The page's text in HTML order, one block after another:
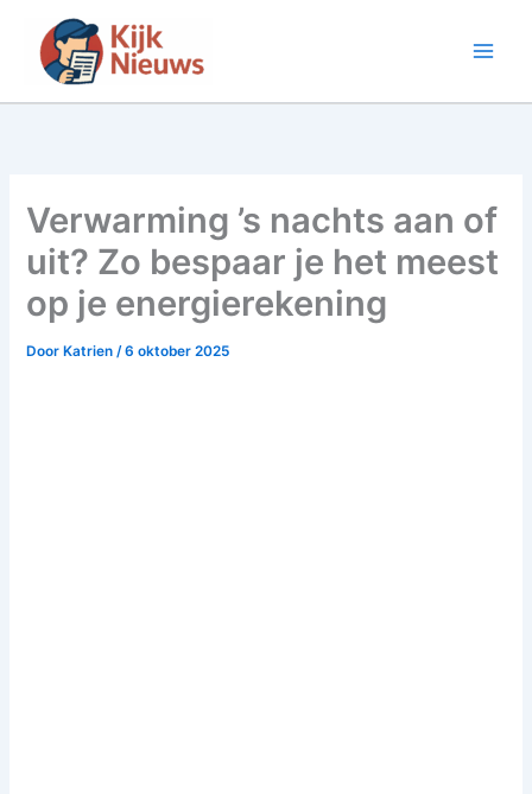
inhoud
Verwarming ’s nachts aan of
uit? Zo bespaar je het meest
op je energierekening
Door Katrien/6 oktober 2025